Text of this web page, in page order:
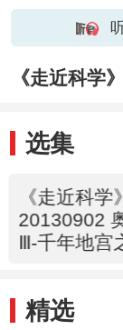
《走近科学
选集
《走近科学》
20130902
Ⅲ-千年地宫
精选